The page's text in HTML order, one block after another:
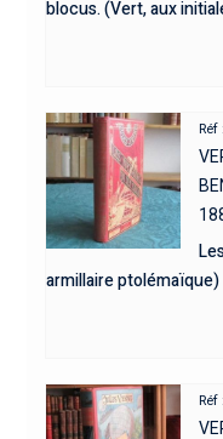
blocus. (Vert, aux
Réf
armillaire ptolémaïque)
Réf